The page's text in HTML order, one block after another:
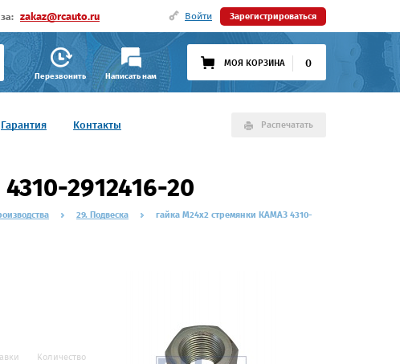
zakaz@rcauto.ru Войти Зарегистрироваться
Перезвонить Написать нам
МОЯ КОРЗИНА 0
Гарантия Контакты Распечатать
2912416-20
29. Подвеска
гайка М24х2 стремянки КАМАЗ 4310-
Количество